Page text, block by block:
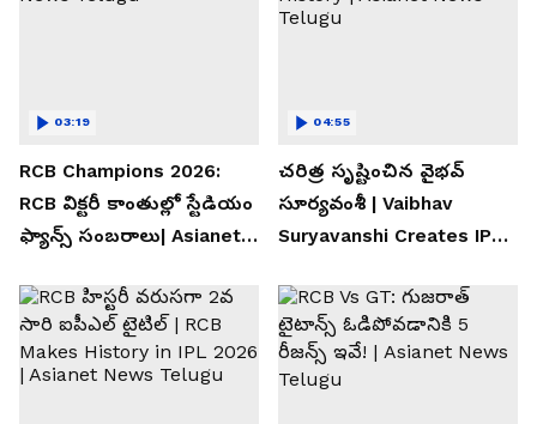
RCB Champions 2026:
RCB విక్టరీ కాంతుల్లో స్టేడియం
ఫ్యాన్స్ సంబరాలు| Asianet
03:19
చరిత్ర సృష్టించిన వైభవ్
సూర్యవంశీ | Vaibhav
Suryavanshi Creates IPL
Telugu
04:55